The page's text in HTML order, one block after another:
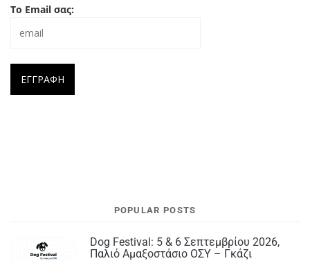
Το Email σας:
POPULAR POSTS
Dog Festival: 5 & 6 Σεπτεμβρίου 2026,
Παλιό Αμαξοστάσιο ΟΣΥ – Γκάζι